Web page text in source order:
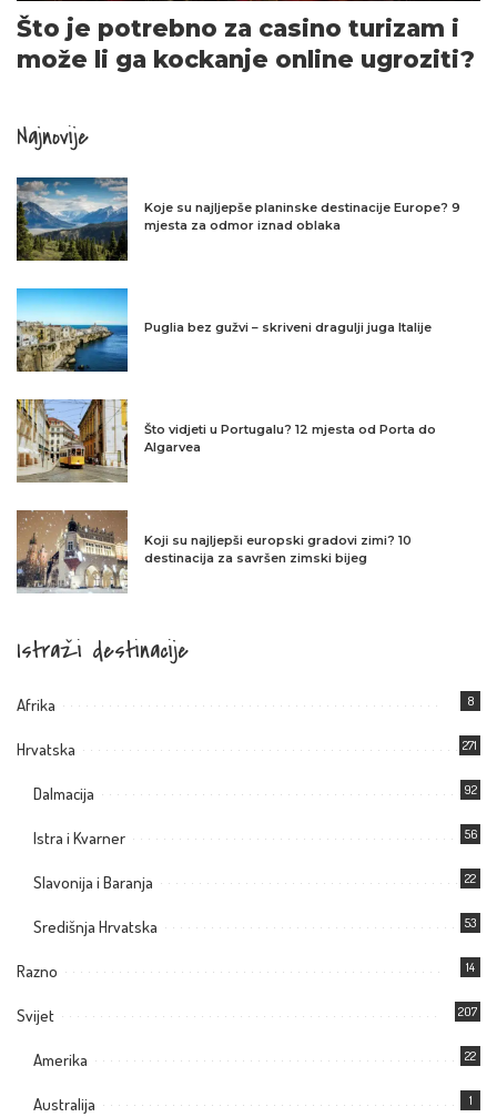
Što je potrebno za casino turizam i
može li ga kockanje online ugroziti?
Najnovije
Koje su najljepše planinske destinacije Europe? 9
mjesta za odmor iznad oblaka
Puglia bez gužvi – skriveni dragulji juga Italije
Što vidjeti u Portugalu? 12 mjesta od Porta do
Algarvea
Koji su najljepši europski gradovi zimi? 10
destinacija za savršen zimski bijeg
Istraži destinacije
Afrika 8
Hrvatska 271
Dalmacija 92
Istra i Kvarner 56
Slavonija i Baranja 22
Središnja Hrvatska 53
Razno 14
Svijet 207
Amerika 22
Australija 1